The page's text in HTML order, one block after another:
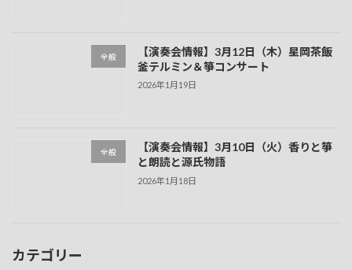
全般
【演奏会情報】3月12日（木）星岡茶飯
釜テルミン＆箏コンサート
2026年1月19日
全般
【演奏会情報】3月10日（火）香りと箏
と朗読と源氏物語
2026年1月18日
カテゴリー